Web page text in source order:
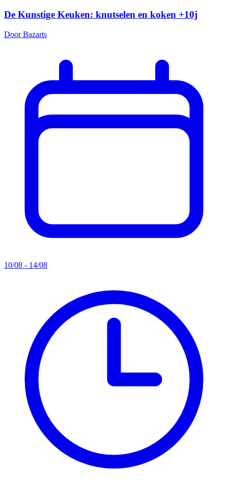
De Kunstige Keuken: knutselen en koken +10j
Door Bazarts
10/08 - 14/08